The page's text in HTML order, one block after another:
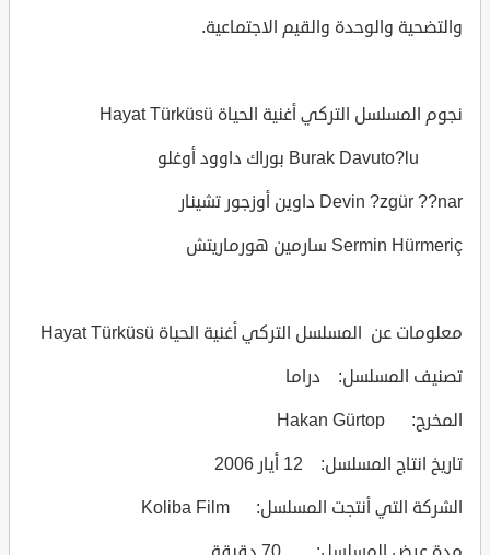
والتضحية والوحدة والقيم الاجتماعية.
نجوم المسلسل التركي أغنية الحياة Hayat Türküsü
Devin ?zgür ??nar داوين أوزجور تشينار
Sermin Hürmeriç سارمين هورماريتش
معلومات عن المسلسل التركي أغنية الحياة Hayat Türküsü
تصنيف المسلسل: دراما
المخرج: Hakan Gürtop
تاريخ انتاج المسلسل: 12 أيار 2006
الشركة التي أنتجت المسلسل: Koliba Film